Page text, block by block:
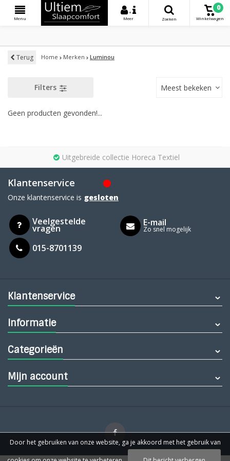
Menu
+
Meer
Zoeken
0
Winkelwagen
Terug Home Merken Luminou
Filters Meest bekeken
Geen producten gevonden!...
Uitgebreide collectie Horeca Textiel
Klantenservice
Onze klantenservice is gesloten
Veelgestelde
vragen
015-8701139
E-mail
Zo snel mogelijk
Klantenservice
Informatie
Categorieën
Mijn account
Door het gebruiken van onze website, ga je akkoord met het gebruik van